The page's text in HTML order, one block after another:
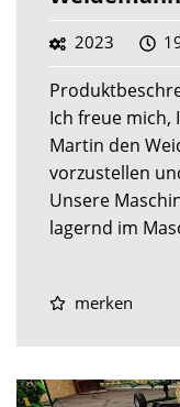
2023
Ich freue mich,
Martin den
vorzustellen
Unsere
lagernd im
merken